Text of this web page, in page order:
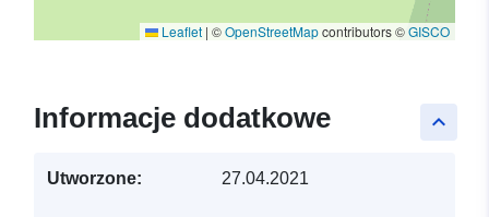
Leaflet | ©OpenStreetMapcontributors ©GISCO
keyboard_arrow_up
Informacje dodatkowe
Utworzone: 27.04.2021